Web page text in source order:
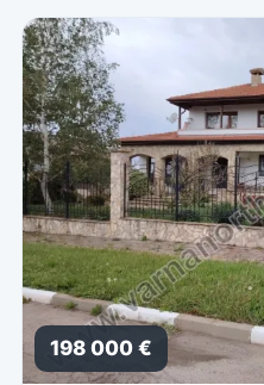
198 000 €